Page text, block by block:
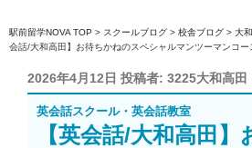
ッ
プ
駅前留学NOVA TOP > スクールブログ > 校舎ブログ > 大
会話/大和高田】お待ちかねのスペシャルマンツーマンコ
投
稿
日:
2026年4月12日 投稿者: 3225大和高田
英会話スクール・英会話教室
【英会話/大和高田